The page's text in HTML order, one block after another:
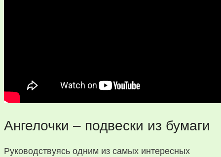
Ангелочки – подвески из бумаги
Руководствуясь одним из самых интересных